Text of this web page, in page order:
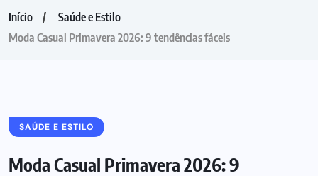
Início
Saúde e Estilo
Moda Casual Primavera 2026: 9 tendências fáceis
SAÚDE E ESTILO
Moda Casual Primavera 2026: 9